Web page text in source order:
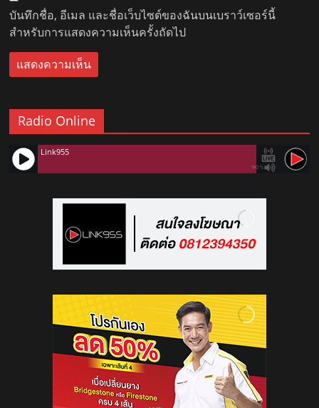
บันทึกชื่อ, อีเมล และชื่อเว็บไซต์ของฉันบนเบราว์เซอร์นี้
สำหรับการแสดงความเห็นครั้งถัดไป
Radio Online
90%
Link955